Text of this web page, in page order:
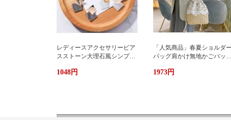
レディースアクセサリーピア
スストーン大理石風シンプル
1048円
「人気商品」春夏ショルダー
バッグ肩かけ無地かごバッグ
1973円